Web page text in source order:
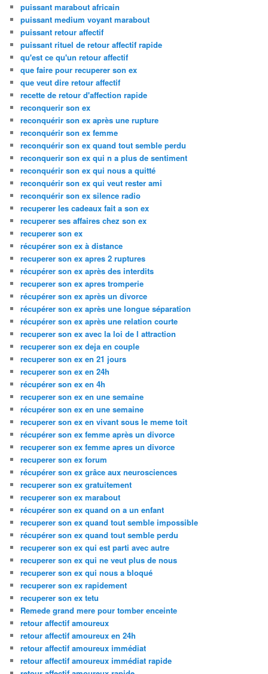
puissant marabout africain
puissant medium voyant marabout
puissant retour affectif
puissant rituel de retour affectif rapide
qu'est ce qu'un retour affectif
que faire pour recuperer son ex
que veut dire retour affectif
recette de retour d'affection rapide
reconquerir son ex
reconquérir son ex après une rupture
reconquérir son ex femme
reconquérir son ex quand tout semble perdu
reconquerir son ex qui n a plus de sentiment
reconquérir son ex qui nous a quitté
reconquérir son ex qui veut rester ami
reconquérir son ex silence radio
recuperer les cadeaux fait a son ex
recuperer ses affaires chez son ex
recuperer son ex
récupérer son ex à distance
recuperer son ex apres 2 ruptures
récupérer son ex après des interdits
recuperer son ex apres tromperie
récupérer son ex après un divorce
récupérer son ex après une longue séparation
récupérer son ex après une relation courte
recuperer son ex avec la loi de l attraction
recuperer son ex deja en couple
recuperer son ex en 21 jours
recuperer son ex en 24h
récupérer son ex en 4h
recuperer son ex en une semaine
récupérer son ex en une semaine
recuperer son ex en vivant sous le meme toit
récupérer son ex femme après un divorce
recuperer son ex femme apres un divorce
recuperer son ex forum
récupérer son ex grâce aux neurosciences
recuperer son ex gratuitement
recuperer son ex marabout
récupérer son ex quand on a un enfant
recuperer son ex quand tout semble impossible
récupérer son ex quand tout semble perdu
recuperer son ex qui est parti avec autre
recuperer son ex qui ne veut plus de nous
recuperer son ex qui nous a bloqué
recuperer son ex rapidement
recuperer son ex tetu
Remede grand mere pour tomber enceinte
retour affectif amoureux
retour affectif amoureux en 24h
retour affectif amoureux immédiat
retour affectif amoureux immédiat rapide